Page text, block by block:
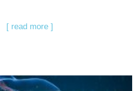
[ read more ]